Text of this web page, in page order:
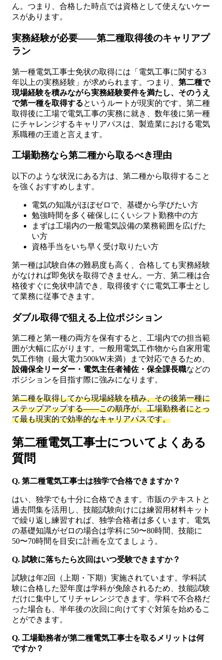
ん。つまり、合格した時点では資格として使えないケー
スがあります。
実務経験が必要——第二種取得後のキャリアプ
ラン
第一種電気工事士免状の取得には「電気工事に関する3
年以上の実務経験」が求められます。つまり、 第二種で
現場経験を積みながら実務経験要件を満たし、そのうえ
で第一種を取得するというルートが現実的です。第二種
取得後に工場で電気工事の実務に就き、数年後に第一種
にチャレンジするキャリアパスは、製造業における電気
系職種の王道と言えます。
工場勤務なら第二種から取るべき理由
以下のような状況にある方は、第二種から取得すること
を強くおすすめします。
電気の知識がほぼゼロで、基礎から学びたい方
勉強時間を多く確保しにくいシフト勤務中の方
まずは工場内の一般電気設備の業務範囲を広げた
い方
資格手当をいち早く受け取りたい方
第一種は試験自体の難易度も高く、合格しても実務経験
がなければ即免状を取得できません。一方、第二種は合
格後すぐに免状申請でき、取得後すぐに電気工事士とし
て業務に従事できます。
ダブル取得で狙える上位ポジション
第二種と第一種の両方を保有すると、工場内での担当範
囲が大幅に広がります。一般用電気工作物から自家用電
気工作物（最大電力500kW未満）まで対応できるため、
設備保全リーダー・電気主任者補佐・保全課長職などの
ポジションを目指す際に強みになります。
第二種を取得してから現場経験を積み、その後第一種に
ステップアップする——この順序が、工場勤務者にとっ
て最も現実的で効率的なキャリアパスです。
第二種電気工事士についてよくある
質問
Q. 第二種電気工事士は独学で合格できますか？
はい、独学でも十分に合格できます。市販のテキストと
過去問集を活用し、技能試験向けには練習用材料キット
で繰り返し練習すれば、独学合格者は多くいます。電気
の基礎知識がゼロの場合は学科に50〜80時間、技能に
50〜70時間を目安に計画を立てましょう。
Q. 試験に落ちたら次回はいつ受験できますか？
試験は年2回（上期・下期）実施されています。学科試
験に合格した翌年度は学科が免除されるため、技能試験
だけに集中してリチャレンジできます。学科で不合格だ
った場合も、半年後の次回に向けてすぐ対策を始めるこ
とができます。
Q. 工場勤務者が第二種電気工事士を取るメリットは何
ですか？